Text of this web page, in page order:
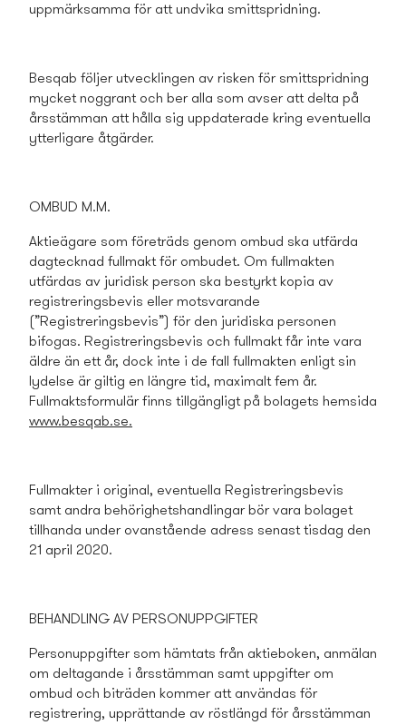
uppmärksamma för att undvika smittspridning.
Besqab följer utvecklingen av risken för smittspridning
mycket noggrant och ber alla som avser att delta på
årsstämman att hålla sig uppdaterade kring eventuella
ytterligare åtgärder.
OMBUD M.M.
Aktieägare som företräds genom ombud ska utfärda
dagtecknad fullmakt för ombudet. Om fullmakten
utfärdas av juridisk person ska bestyrkt kopia av
registreringsbevis eller motsvarande
(”Registreringsbevis”) för den juridiska personen
bifogas. Registreringsbevis och fullmakt får inte vara
äldre än ett år, dock inte i de fall fullmakten enligt sin
lydelse är giltig en längre tid, maximalt fem år.
Fullmaktsformulär finns tillgängligt på bolagets hemsida
www.besqab.se.
Fullmakter i original, eventuella Registreringsbevis
samt andra behörighetshandlingar bör vara bolaget
tillhanda under ovanstående adress senast tisdag den
21 april 2020.
BEHANDLING AV PERSONUPPGIFTER
Personuppgifter som hämtats från aktieboken, anmälan
om deltagande i årsstämman samt uppgifter om
ombud och biträden kommer att användas för
registrering, upprättande av röstlängd för årsstämman